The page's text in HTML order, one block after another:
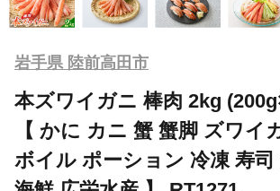
岩手県 陸前高田市
本ズワイガニ 棒肉 2kg
【 かに カニ 蟹 蟹脚 ズワイ
ボイル ポーション 冷凍 寿司